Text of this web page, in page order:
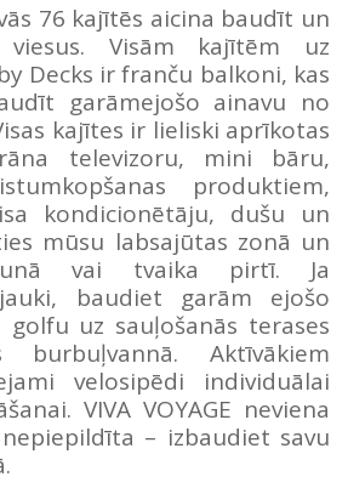
76 kajītēs aicina baudīt un
Visām kajītēm uz
Decks ir franču balkoni, kas
garāmejošo ainavu no
kajītes ir lieliski aprīkotas
televizoru, mini bāru,
produktiem,
kondicionētāju, dušu un
mūsu labsajūtas zonā un
vai tvaika pirtī. Ja
baudiet garām ejošo
golfu uz sauļošanās terases
burbuļvannā. Aktīvākiem
velosipēdi individuālai
VIVA VOYAGE neviena
– izbaudiet savu